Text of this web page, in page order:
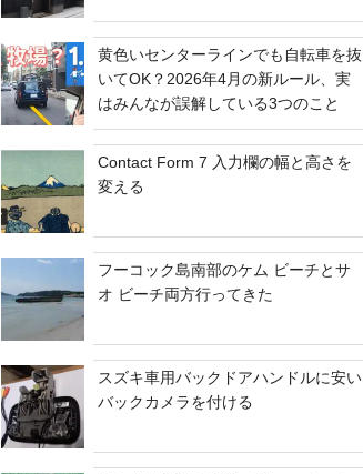
黄色いセンターラインでも自転車を抜
いてOK？2026年4月の新ルール、実
はみんなが誤解している3つのこと
Contact Form 7 入力欄の幅と高さを
変える
フーコック島南部のケム ビーチとサ
オ ビーチ両方行ってきた
スズキ車用バックドアハンドルに安い
バックカメラを付ける